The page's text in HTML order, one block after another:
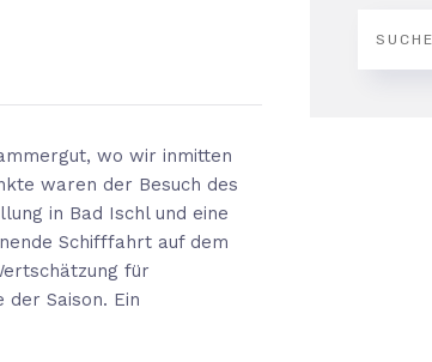
wo wir inmitten
waren der Besuch des
in Bad Ischl und eine
Schifffahrt auf dem
für
Saison. Ein